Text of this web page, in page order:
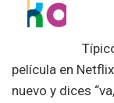
película en
nuevo y dices